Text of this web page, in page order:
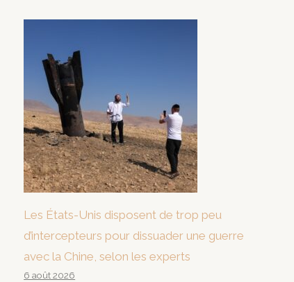
Les États-Unis disposent de trop peu
d’intercepteurs pour dissuader une guerre
avec la Chine, selon les experts
6 août 2026